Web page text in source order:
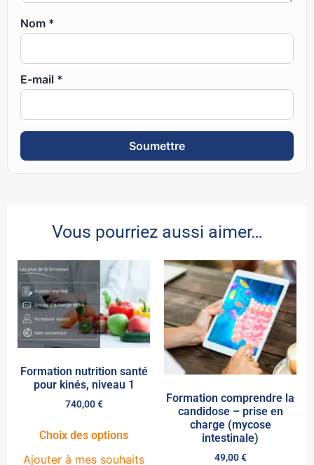
Nom *
E-mail *
Vous pourriez aussi aimer…
Formation nutrition santé
pour kinés, niveau 1
740,00€
Choix des options
Ajouter à mes souhaits
Formation comprendre la
candidose – prise en
charge (mycose
intestinale)
49,00€